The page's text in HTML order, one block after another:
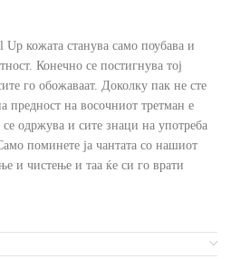
кожата станува само поубава и
Конечно се постигнува тој
го обожаваат. Доколку пак не сте
предност на восочниот третман е
одржува и сите знаци на употреба
поминете ја чантата со нашиот
и чистење и таа ќе си го врати